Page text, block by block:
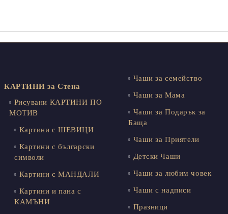
КАРТИНИ за Стена
Рисувани КАРТИНИ ПО
МОТИВ
Картини с ШЕВИЦИ
Картини с български
символи
Картини с МАНДАЛИ
Картини и пана с
КАМЪНИ
Чаши за семейство
Чаши за Мама
Чаши за Подарък за
Баща
Чаши за Приятели
Детски Чаши
Чаши за любим човек
Чаши с надписи
Празници